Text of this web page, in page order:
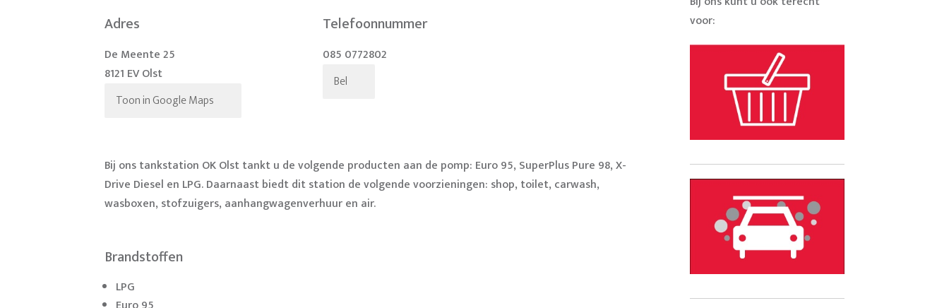
Adres
De Meente 25
8121 EV Olst
Toon in Google Maps
Telefoonnummer
085 0772802
Bel
Bij ons tankstation OK Olst tankt u de volgende producten aan de pomp: Euro 95, SuperPlus Pure 98, X-
Drive Diesel en LPG. Daarnaast biedt dit station de volgende voorzieningen: shop, toilet, carwash,
wasboxen, stofzuigers, aanhangwagenverhuur en air.
Brandstoffen
LPG
voor: